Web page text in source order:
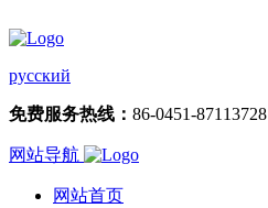
русский
免费服务热线： 86-0451-87113728
网站导航
网站首页